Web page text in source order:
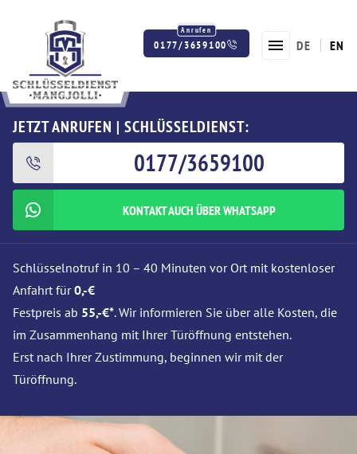
0177/3659100 DE EN
JETZT ANRUFEN | SCHLÜSSELDIENST:
0177/3659100
KONTAKT AUCH ÜBER WHATSAPP
Schlüsselnotruf in 10 – 40 Minuten vor Ort mit kostenloser
Anfahrt für0,-€
Festpreis ab 55,-€*. Wir informieren Sie über alle Kosten, die
im Zusammenhang mit Ihrer Türöffnung entstehen.
Erst nach Ihrer Zustimmung, beginnen wir mit der
Türöffnung.